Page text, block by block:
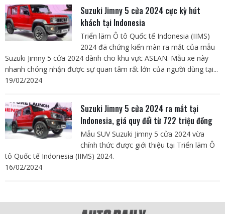
Suzuki Jimny 5 cửa 2024 cực kỳ hút
khách tại Indonesia
Triển lãm Ô tô Quốc tế Indonesia (IIMS)
2024 đã chứng kiến màn ra mắt của mẫu
Suzuki Jimny 5 cửa 2024 dành cho khu vực ASEAN. Mẫu xe này
nhanh chóng nhận được sự quan tâm rất lớn của người dùng tại...
19/02/2024
Suzuki Jimny 5 cửa 2024 ra mắt tại
Indonesia, giá quy đổi từ 722 triệu đồng
Mẫu SUV Suzuki Jimny 5 cửa 2024 vừa
chính thức được giới thiệu tại Triển lãm Ô
tô Quốc tế Indonesia (IIMS) 2024.
16/02/2024